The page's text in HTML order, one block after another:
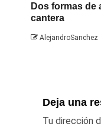
Dos formas de
cantera
AlejandroSanchez
Deja una
Tu dirección